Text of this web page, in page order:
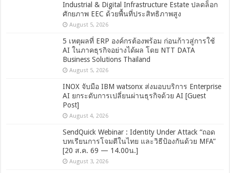
Industrial & Digital Infrastructure Estate ปลดล็อก
ศักยภาพ EEC ด้วยพื้นที่ประสิทธิภาพสูง
August 5, 2026
5 เหตุผลที่ ERP องค์กรต้องพร้อม ก่อนก้าวสู่การใช้
AI ในภาคธุรกิจอย่างได้ผล โดย NTT DATA
Business Solutions Thailand
August 5, 2026
INOX จับมือ IBM watsonx ส่งมอบบริการ Enterprise
AI ยกระดับการเปลี่ยนผ่านธุรกิจด้วย AI [Guest
Post]
August 4, 2026
SendQuick Webinar : Identity Under Attack “ถอด
บทเรียนการโจมตีในไทย และวิธีป้องกันด้วย MFA”
[20 ส.ค. 69 — 14.00น.]
August 3, 2026